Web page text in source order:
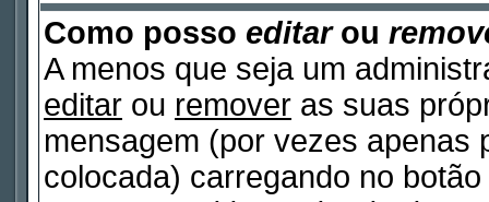
Como posso editarou
A menos que seja um
editar ou remover as suas
mensagem (por vezes apenas
colocada) carregando no botão